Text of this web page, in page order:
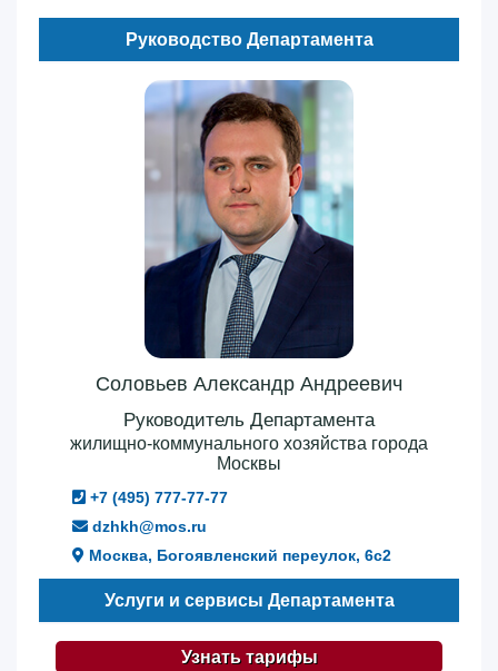
Руководство Департамента
Соловьев Александр Андреевич
Руководитель Департамента
жилищно-коммунального хозяйства города
Москвы
+7 (495) 777-77-77
dzhkh@mos.ru
Москва, Богоявленский переулок, 6с2
Услуги и сервисы Департамента
Узнать тарифы